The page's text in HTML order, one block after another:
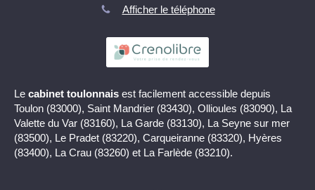
Afficher le téléphone
Le cabinet toulonnais est facilement accessible depuis
Toulon (83000), Saint Mandrier (83430), Ollioules (83090), La
Valette du Var (83160), La Garde (83130), La Seyne sur mer
(83500), Le Pradet (83220), Carqueiranne (83320), Hyères
(83400), La Crau (83260) et La Farlède (83210).